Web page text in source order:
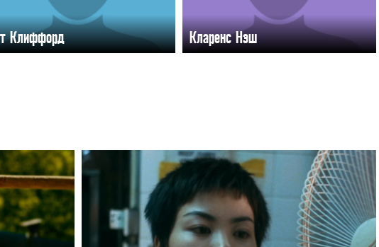
Клиффорд Кларенс Нэш